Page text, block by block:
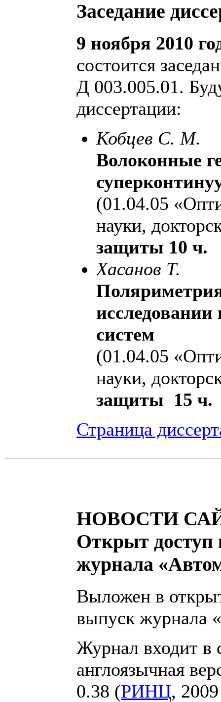
Заседание
9 ноября 2010
состоится
Д 003.005.01.
диссертации:
Кобцев С. М.
Волоконные
(01.04.05
науки,
защиты 10 ч.
Хасанов Т.
систем
(01.04.05
науки,
защиты 15 ч.
Страница
НОВОСТИ
Открыт доступ
журнала
Выложен в
выпуск журнала
Журнал входит в
англоязычная
0.38 (РИНЦ,